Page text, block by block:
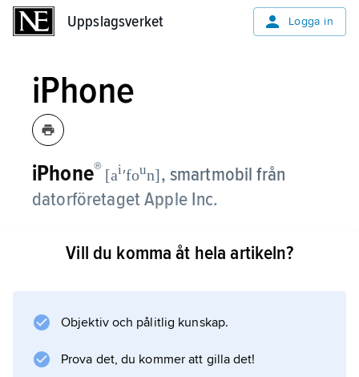
Uppslagsverket Logga in
iPhone
iPhone® [aiʹfoun], smartmobil från
datorföretaget Apple Inc.
och i Sverige 2008. iPhones avancerade
uppmärksamhet och gjorde den snabbt till en
ett ökat intresse även för andra tillverkares
Vill du komma åt hela artikeln?
Objektiv och pålitlig kunskap.
Prova det, du kommer att gilla det!